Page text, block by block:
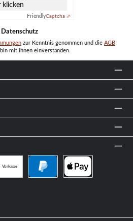
klicken
FriendlyCaptcha ⇗
Datenschutz
zur Kenntnis genommen und die AGB
mit ihnen einverstanden.
Vorkasse